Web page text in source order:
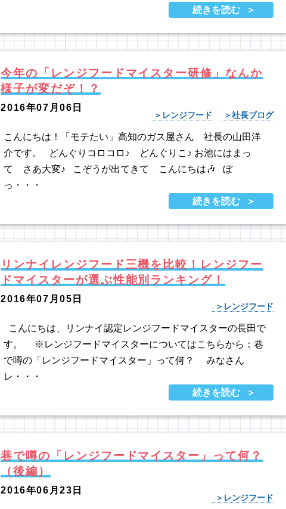
続きを読む
今年の「レンジフードマイスター研修」なんか
様子が変だぞ！？
2016年07月06日
レンジフード 社長ブログ
こんにちは！「モテたい」高知のガス屋さん 社長の山田洋
介です。 どんぐりコロコロ♪ どんぐりこ♪ お池にはまっ
て さあ大変♪ こぞうが出てきて こんにちは🎶 ぼ
っ・・・
続きを読む
リンナイレンジフード三機を比較！レンジフー
ドマイスターが選ぶ性能別ランキング！
2016年07月05日
レンジフード
こんにちは、リンナイ認定レンジフードマイスターの長田で
す。 ※レンジフードマイスターについてはこちらから：巷
で噂の「レンジフードマイスター」って何？ みなさん
レ・・・
続きを読む
巷で噂の「レンジフードマイスター」って何？
（後編）
2016年06月23日
レンジフード